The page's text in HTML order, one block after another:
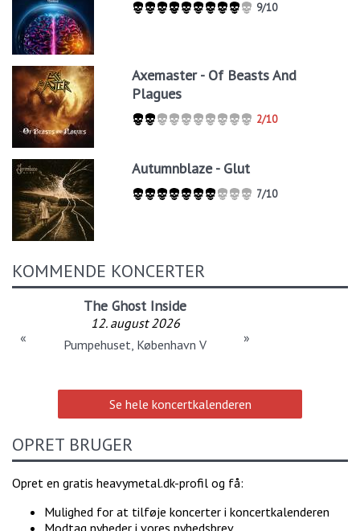
9/10
Axemaster - Of Beasts And
Plagues
2/10
Autumnblaze - Glut
7/10
KOMMENDE KONCERTER
The Ghost Inside
12. august 2026
Pumpehuset, København V
« »
Se hele koncertkalenderen
OPRET BRUGER
Opret en gratis heavymetal.dk-profil og få:
Mulighed for at tilføje koncerter i koncertkalenderen
Modtag nyheder i vores nyhedsbrev